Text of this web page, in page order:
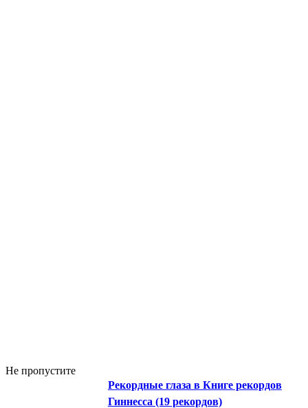
Не пропустите
Рекордные глаза в Книге рекордов
Гиннесса (19 рекордов)